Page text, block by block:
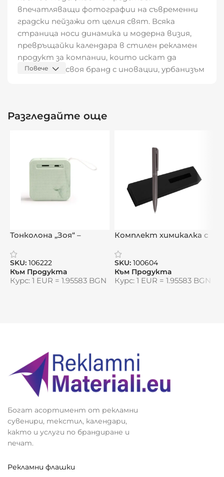
впечатляващи фотографии на съвременни
градски пейзажи от целия свят. Всяка
страница носи динамика и модерна визия,
превръщайки календара в стилен рекламен
продукт за компании, които искат да
асоциират своя бранд с иновации, урбанизъм
, корица –
гр гланц с UV лак
🪵 Основата: картон
280 гр/м²
, удължена за
брандиране
30х3,5 см
Структура:
13 листа: корица + 12 страници със снимки и
именни дни
лунни фази
зодии
Рекламни възможности:
Брандиране върху удължената картонена
Препоръчителен метод:
Повече
Разгледайте още
Тонколона „Зоя“ –
и звук
SKU: 106222
Към Продукта
Курс: 1 EUR = 1.95583 BGN
Комплект химикалка с
SKU: 100604
Към Продукта
Курс: 1 EUR = 1.95583 BGN
Богат асортимент от рекламни
сувенири, текстил, календари,
както и услуги по брандиране и
печат.
Рекламни флашки